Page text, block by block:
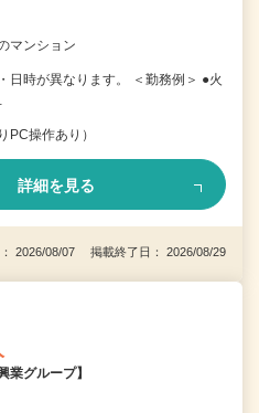
マンション
日時が異なります。 ＜勤務例＞ ●火
操作あり）
詳細を見る
2026/08/07 掲載終了日： 2026/08/29
グループ】